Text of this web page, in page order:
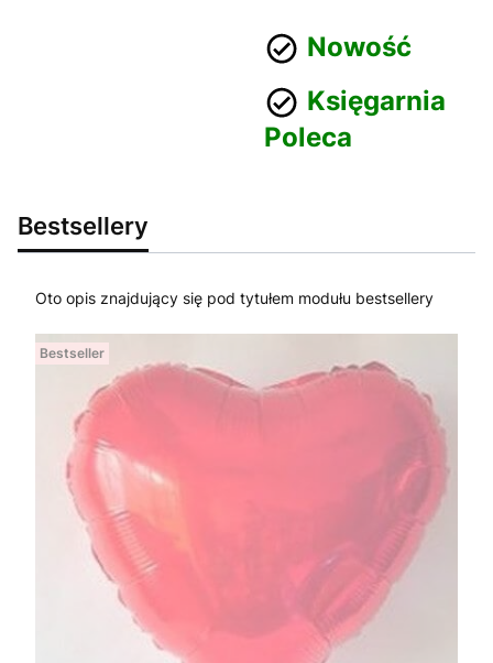
Nowość
Księgarnia
Poleca
Bestsellery
Oto opis znajdujący się pod tytułem modułu bestsellery
Bestseller